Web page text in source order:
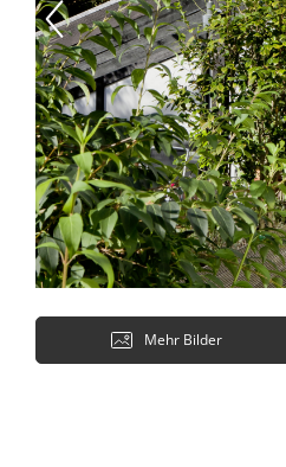
Mehr Bilder